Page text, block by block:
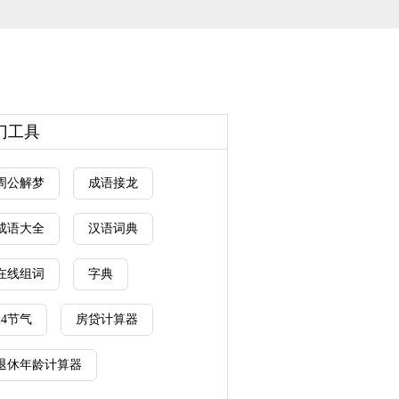
工具
公解梦 成语接龙
语大全 汉语词典
线组词 字典
节气 房贷计算器
休年龄计算器